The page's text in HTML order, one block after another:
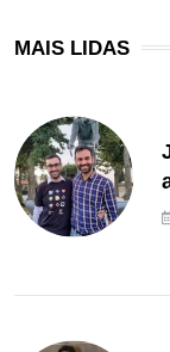
MAIS LIDAS